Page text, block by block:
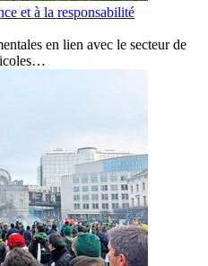
et à la responsabilité
en lien avec le secteur de